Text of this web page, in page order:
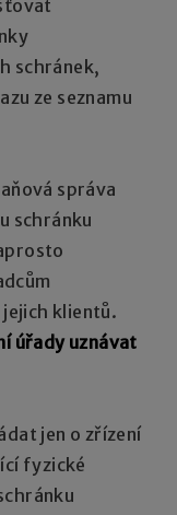
schránek,
ze seznamu
správa
schránku
klientů.
úřady uznávat
jen o zřízení
fyzické